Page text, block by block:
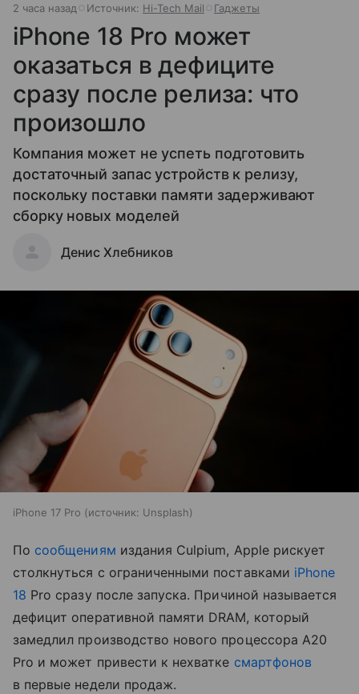
2 часа назад Источник: Hi-Tech Mail Гаджеты
iPhone 18 Pro может
оказаться в дефиците
сразу после релиза: что
произошло
Компания может не успеть подготовить
достаточный запас устройств к релизу,
поскольку поставки памяти задерживают
сборку новых моделей
Денис Хлебников
iPhone 17 Pro источник: Unsplash
По сообщениям издания Culpium, Apple рискует
столкнуться с ограниченными поставками iPhone
18 Pro сразу после запуска. Причиной называется
дефицит оперативной памяти DRAM, который
замедлил производство нового процессора A20
Pro и может привести к нехватке смартфонов
в первые недели продаж.